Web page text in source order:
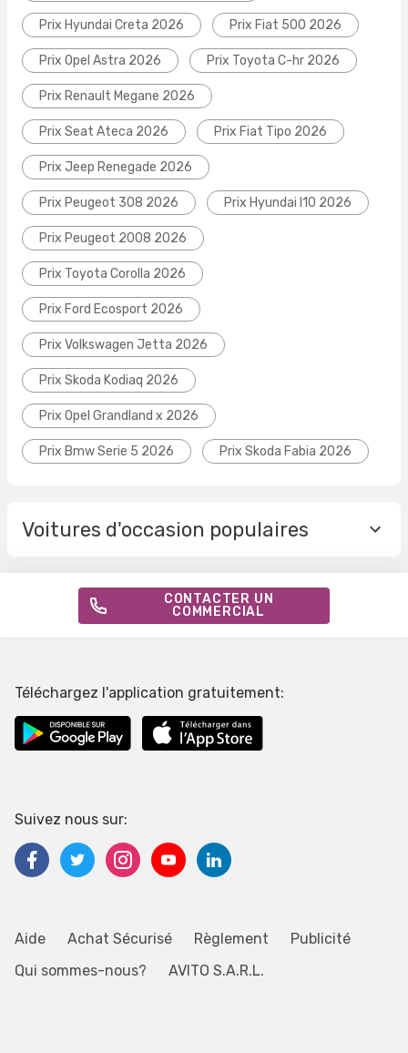
Prix Hyundai Creta 2026 Prix Fiat 500 2026
Prix Opel Astra 2026 Prix Toyota C-hr 2026
Prix Renault Megane 2026
Prix Seat Ateca 2026 Prix Fiat Tipo 2026
Prix Jeep Renegade 2026
Prix Peugeot 308 2026 Prix Hyundai I10 2026
Prix Peugeot 2008 2026
Prix Toyota Corolla 2026
Prix Ford Ecosport 2026
Prix Volkswagen Jetta 2026
Prix Skoda Kodiaq 2026
Prix Opel Grandland x 2026
Prix Bmw Serie 5 2026 Prix Skoda Fabia 2026
Voitures d'occasion populaires
CONTACTER UN
COMMERCIAL
Aide Achat Sécurisé Règlement
Publicité
Qui sommes-nous?
AVITO S.A.R.L.
Téléchargez l'application gratuitement:
Suivez nous sur: